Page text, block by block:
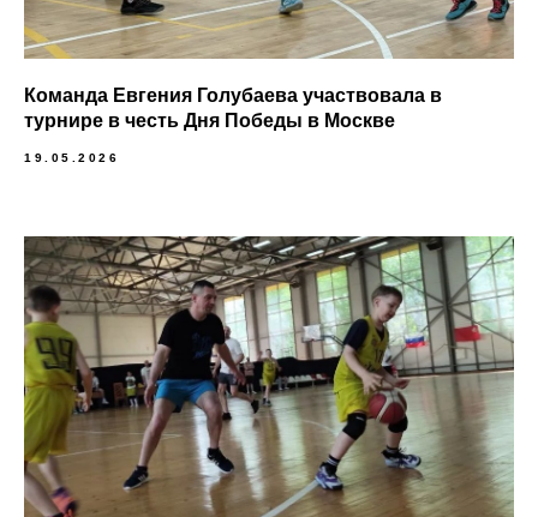
Команда Евгения Голубаева участвовала в
турнире в честь Дня Победы в Москве
19.05.2026